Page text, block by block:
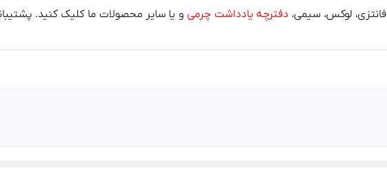
فانتزی، لوکس، سیمی، دفترچه یادداشت چرمی و یا سایر محصولات ما کلیک کنید.